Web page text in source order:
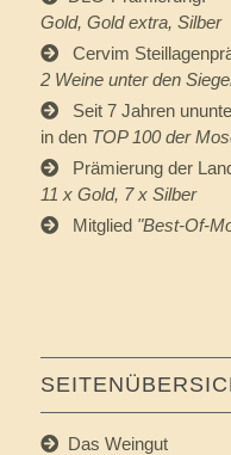
Gold, Gold extra, Silber
Cervim
2 Weine unter den
Seit 7 Jahren
in den TOP 100 der
Prämierung der
11 x Gold, 7 x Silber
Mitglied "Best-Of-
Das Weingut